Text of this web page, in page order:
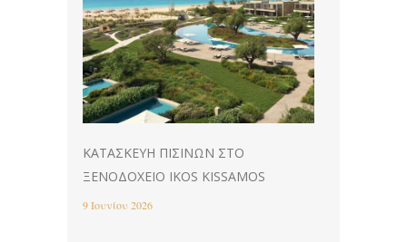
ΚΑΤΑΣΚΕΥΉ ΠΙΣΊΝΩΝ ΣΤΟ
ΞΕΝΟΔΟΧΕΊΟ IKOS KISSAMOS
9 Ιουνίου 2026